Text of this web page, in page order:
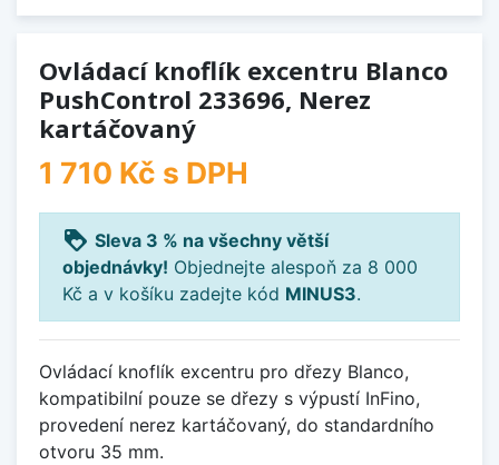
Ovládací knoflík excentru Blanco
PushControl 233696, Nerez
kartáčovaný
1 710 Kč s DPH
loyalty Sleva 3 % na všechny větší
objednávky! Objednejte alespoň za 8 000
Kč a v košíku zadejte kód MINUS3.
Ovládací knoflík excentru pro dřezy Blanco,
kompatibilní pouze se dřezy s výpustí InFino,
provedení nerez kartáčovaný, do standardního
otvoru 35 mm.